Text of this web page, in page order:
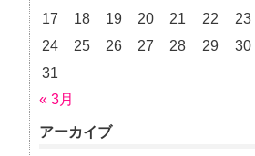
17
18 19 20 21 22
23
24
25 26 27 28 29
30
31
« 3月
アーカイブ